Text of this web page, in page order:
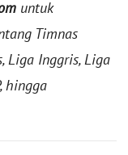
untuk
Timnas
Liga Inggris, Liga
hingga